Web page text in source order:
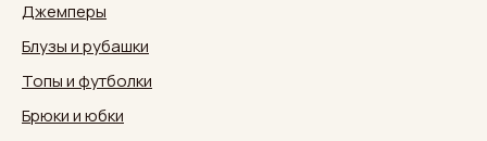
Джемперы
Блузы и рубашки
Топы и футболки
Брюки и юбки